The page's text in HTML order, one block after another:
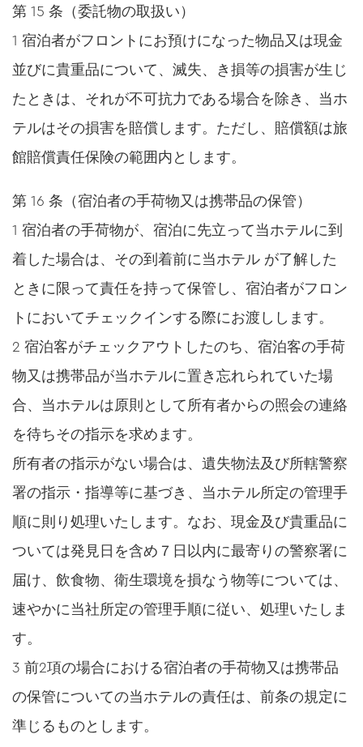
第 15 条（委託物の取扱い）
1 宿泊者がフロントにお預けになった物品又は現金
並びに貴重品について、滅失、き損等の損害が生じ
たときは、それが不可抗力である場合を除き、当ホ
テルはその損害を賠償します。ただし、賠償額は旅
館賠償責任保険の範囲内とします。
第 16 条（宿泊者の手荷物又は携帯品の保管）
1 宿泊者の手荷物が、宿泊に先立って当ホテルに到
着した場合は、その到着前に当ホテル が了解した
ときに限って責任を持って保管し、宿泊者がフロン
トにおいてチェックインする際にお渡しします。
2 宿泊客がチェックアウトしたのち、宿泊客の手荷
物又は携帯品が当ホテルに置き忘れられていた場
合、当ホテルは原則として所有者からの照会の連絡
を待ちその指示を求めます。
所有者の指示がない場合は、遺失物法及び所轄警察
署の指示・指導等に基づき、当ホテル所定の管理手
順に則り処理いたします。なお、現金及び貴重品に
ついては発見日を含め７日以内に最寄りの警察署に
届け、飲食物、衛生環境を損なう物等については、
速やかに当社所定の管理手順に従い、処理いたしま
す。
3 前2項の場合における宿泊者の手荷物又は携帯品
の保管についての当ホテルの責任は、前条の規定に
準じるものとします。